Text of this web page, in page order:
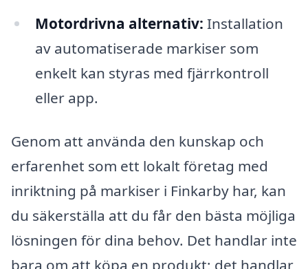
Motordrivna alternativ: Installation
av automatiserade markiser som
enkelt kan styras med fjärrkontroll
eller app.
Genom att använda den kunskap och
erfarenhet som ett lokalt företag med
inriktning på markiser i Finkarby har, kan
du säkerställa att du får den bästa möjliga
lösningen för dina behov. Det handlar inte
bara om att köpa en produkt; det handlar